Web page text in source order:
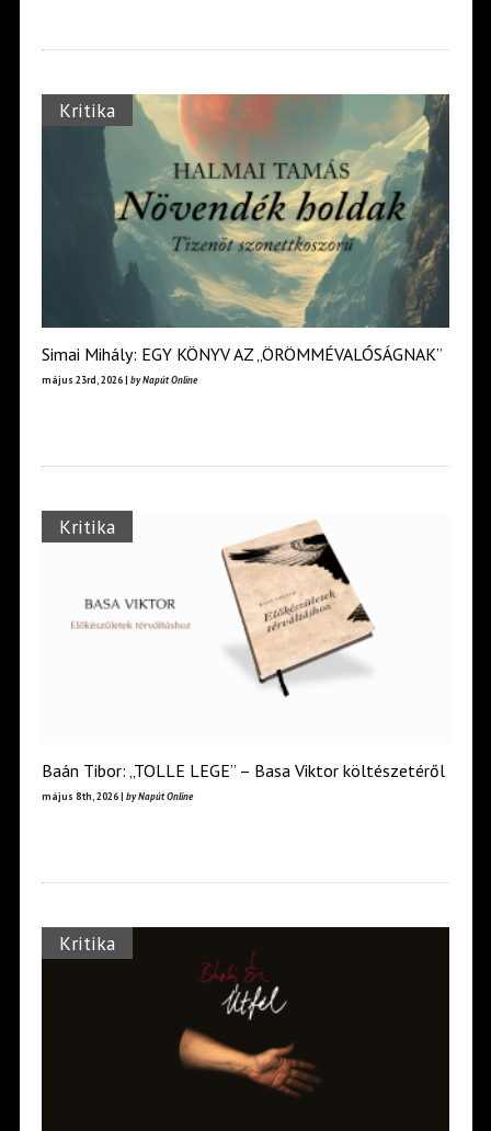
Kritika
Simai Mihály: EGY KÖNYV AZ „ÖRÖMMÉVALÓSÁGNAK”
május 23rd, 2026 | by Napút Online
Kritika
Baán Tibor: „TOLLE LEGE” – Basa Viktor költészetéről
május 8th, 2026 | by Napút Online
Kritika